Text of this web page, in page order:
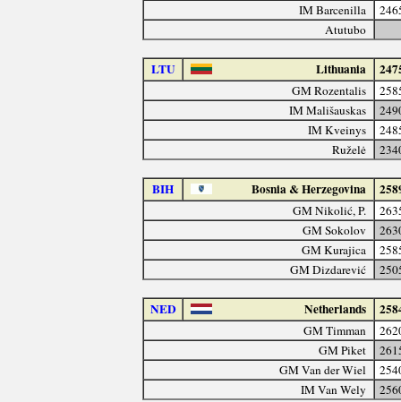
IM Barcenilla
Atutubo
LTU Lithuania
GM Rozentalis
IM Mališauskas
IM Kveinys
Ruželė
BIH Bosnia & Herzegovina
GM Nikolić, P.
GM Sokolov
GM Kurajica
GM Dizdarević
NED Netherlands
GM Timman
GM Piket
GM Van der Wiel
IM Van Wely